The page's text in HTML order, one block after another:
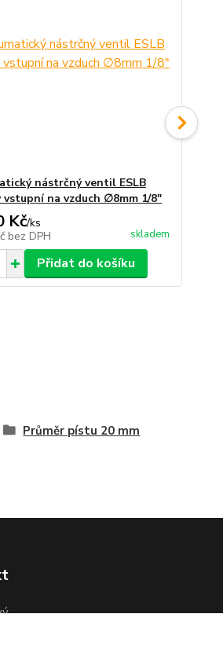
nástrčný ventil ESLB
vstupní na vzduch ∅8mm 1/8"
Kč/ks
bez DPH skladem
Přidat do košíku
Průměr pístu 20 mm